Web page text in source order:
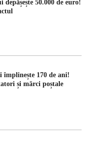
50.000 de euro!
împlinește 170 de ani!
și mărci poștale